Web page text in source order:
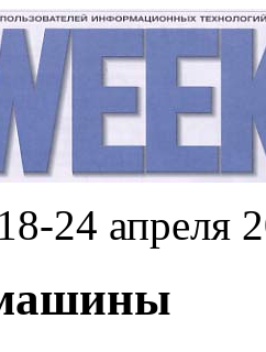
24 апреля